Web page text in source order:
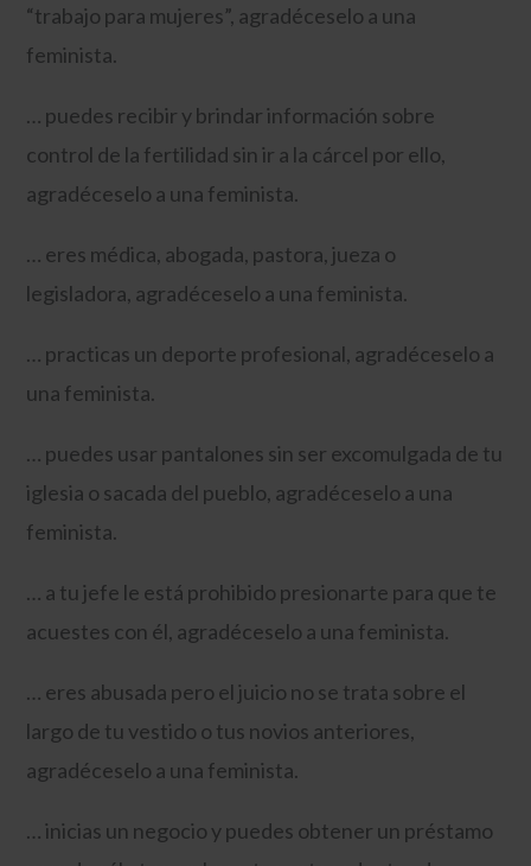
“trabajo para mujeres”, agradéceselo a una
feminista.
… puedes recibir y brindar información sobre
control de la fertilidad sin ir a la cárcel por ello,
agradéceselo a una feminista.
… eres médica, abogada, pastora, jueza o
legisladora, agradéceselo a una feminista.
… practicas un deporte profesional, agradéceselo a
una feminista.
… puedes usar pantalones sin ser excomulgada de tu
iglesia o sacada del pueblo, agradéceselo a una
feminista.
… a tu jefe le está prohibido presionarte para que te
acuestes con él, agradéceselo a una feminista.
… eres abusada pero el juicio no se trata sobre el
largo de tu vestido o tus novios anteriores,
agradéceselo a una feminista.
… inicias un negocio y puedes obtener un préstamo